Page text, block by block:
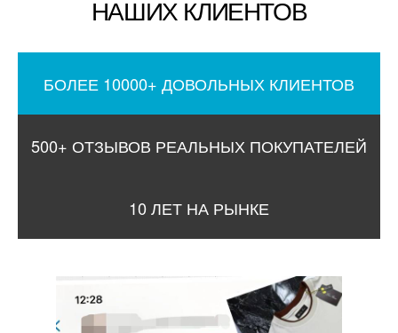
НАШИХ КЛИЕНТОВ
БОЛЕЕ 10000+ ДОВОЛЬНЫХ КЛИЕНТОВ
500+ ОТЗЫВОВ РЕАЛЬНЫХ ПОКУПАТЕЛЕЙ
10 ЛЕТ НА РЫНКЕ